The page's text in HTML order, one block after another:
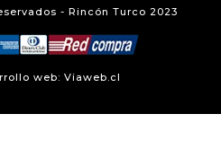
- Rincón Turco 2023
web: Viaweb.cl